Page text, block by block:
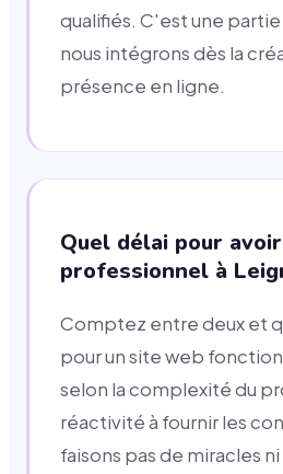
qualifiés. C'est une
nous intégrons dès la
présence en ligne.
Quel délai pour
professionnel à
Comptez entre deux et
pour un site web
selon la complexité du
réactivité à fournir les
faisons pas de miracles